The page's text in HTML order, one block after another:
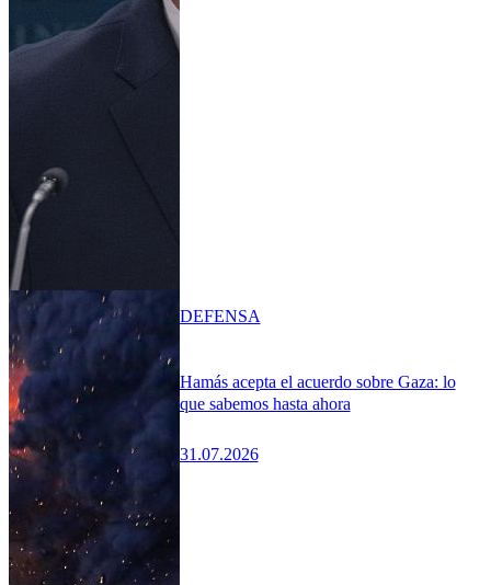
Hamás acepta el acuerdo sobre Gaza: lo
que sabemos hasta ahora
31.07.2026
DEFENSA